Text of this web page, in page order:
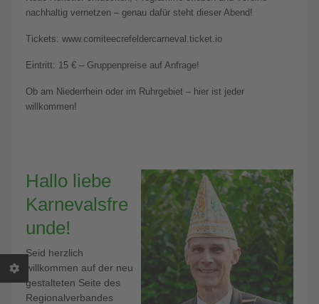
nachhaltig vernetzen – genau dafür steht dieser Abend!
Tickets: www.comiteecrefeldercarneval.ticket.io
Eintritt: 15 € – Gruppenpreise auf Anfrage!
Ob am Niederrhein oder im Ruhrgebiet – hier ist jeder
willkommen!
Hallo liebe
Karnevalsfre
unde!
Seid herzlich
willkommen auf der neu
gestalteten Seite des
Regionalverbandes